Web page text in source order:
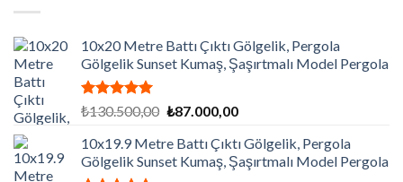
10x20 Metre Battı Çıktı Gölgelik, Pergola
Gölgelik Sunset Kumaş, Şaşırtmalı Model Pergola
5 üzerinden
aldı
₺130.500,00 Orijinal
₺130.500,00.
₺87.000,00Şu
fiyat:
₺87.000,00.
10x19.9 Metre Battı Çıktı Gölgelik, Pergola
Gölgelik Sunset Kumaş, Şaşırtmalı Model Pergola